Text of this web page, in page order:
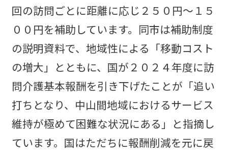
回の訪問ごとに距離に応じ２５０円～１５
００円を補助しています。同市は補助制度
の説明資料で、地域性による「移動コスト
の増大」とともに、国が２０２４年度に訪
問介護基本報酬を引き下げたことが「追い
打ちとなり、中山間地域におけるサービス
維持が極めて困難な状況にある」と指摘し
ています。国はただちに報酬削減を元に戻